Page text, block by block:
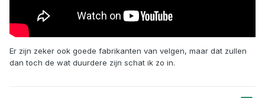
Er zijn zeker ook goede fabrikanten van velgen, maar dat zullen
dan toch de wat duurdere zijn schat ik zo in.